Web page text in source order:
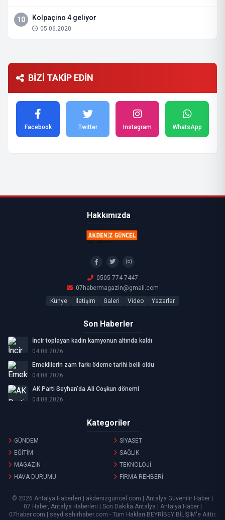
10 Kolpaçino 4 geliyor
05.06.2020
BİZİ TAKİP EDİN
Facebook Twitter Instagram WhatsApp
Hakkımızda
0505 774 7447
07habermagazin@gmail.com
Künye
İletişim Galeri Video Yazarlar
Son Haberler
İncir toplayan kadın kamyonun altında kaldı
04.08.2026
Emeklilerin zam farkı ödeme tarihi belli oldu
04.08.2026
AK Parti Seyhan’da Ali Coşkun dönemi
04.08.2026
Kategoriler
GÜNDEM
SİYASET
EĞİTİM
SAĞLIK
MAGAZİN
TEKNOLOJİ
HAVA DURUMU
FİRMA REHBERİ
© 2026 Antalya Haberleri | akdenizguncel.com | Antalya Güvenilir Haber |
07 Haber, Antalya Haberleri | Son Dakika Antalya | Antalya Haber |
07haber.com | seydisehirhaber.com - Tüm Hakları BEYRİBEY BİLİŞİM'e Aittir.